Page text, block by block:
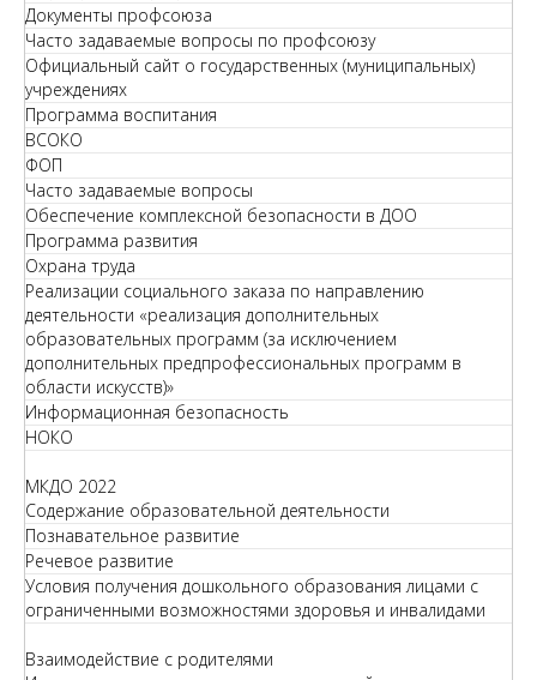
Документы профсоюза
Часто задаваемые вопросы по профсоюзу
Официальный сайт о государственных (муниципальных)
учреждениях
Программа воспитания
ВСОКО
ФОП
Часто задаваемые вопросы
Обеспечение комплексной безопасности в ДОО
Программа развития
Охрана труда
Реализации социального заказа по направлению
деятельности «реализация дополнительных
образовательных программ (за исключением
дополнительных предпрофессиональных программ в
области искусств)»
Информационная безопасность
НОКО
МКДО 2022
Содержание образовательной деятельности
Познавательное развитие
Речевое развитие
Условия получения дошкольного образования лицами с
ограниченными возможностями здоровья и инвалидами
Взаимодействие с родителями